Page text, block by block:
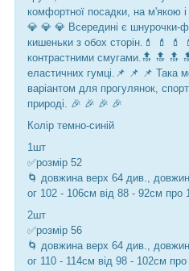
комфортної посадки, на м'якою і
💎 💎 💎 Всередині є шнурочки-
кишеньки з обох сторін.💄 💄 💄
контрастними смугами.🔝 🔝 🔝
еластичних гумці.📌 📌 📌 Така
варіантом для прогулянок,
природі. 🎉 🎉 🎉 🎉
Колір темно-синій
1шт
✅розмір 52
🌀 довжина верх 64 див.,
ог 102 - 106см від 88 - 92см про
2шт
✅розмір 56
🌀 довжина верх 64 див.,
ог 110 - 114см від 98 - 102см